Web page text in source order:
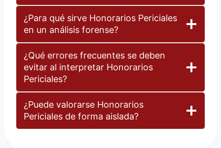
¿Para qué sirve Honorarios Periciales
en un análisis forense?
¿Qué errores frecuentes se deben
evitar al interpretar Honorarios
Periciales?
¿Puede valorarse Honorarios
Periciales de forma aislada?